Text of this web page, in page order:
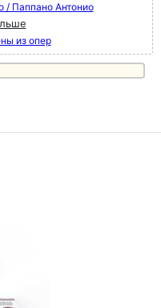
/ Паппано Антонио
из опер